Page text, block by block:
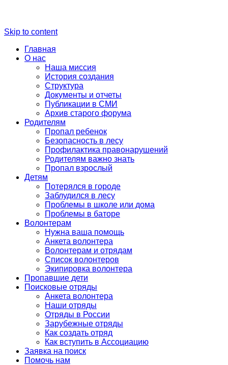
Skip to content
Главная
О нас
Наша миссия
История создания
Структура
Документы и отчеты
Публикации в СМИ
Архив старого форума
Родителям
Пропал ребенок
Безопасность в лесу
Профилактика правонарушений
Родителям важно знать
Пропал взрослый
Детям
Потерялся в городе
Заблудился в лесу
Проблемы в школе или дома
Проблемы в баторе
Волонтерам
Нужна ваша помощь
Анкета волонтера
Волонтерам и отрядам
Список волонтеров
Экипировка волонтера
Пропавшие дети
Поисковые отряды
Анкета волонтера
Наши отряды
Отряды в России
Зарубежные отряды
Как создать отряд
Как вступить в Ассоциацию
Заявка на поиск
Помочь нам